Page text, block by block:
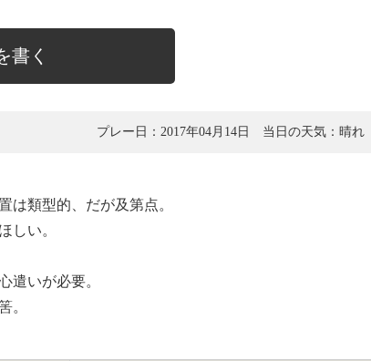
書く
プレー日：2017年04月14日 当日の天気： 晴れ
は類型的、だが及第点。
しい。
遣いが必要。
。